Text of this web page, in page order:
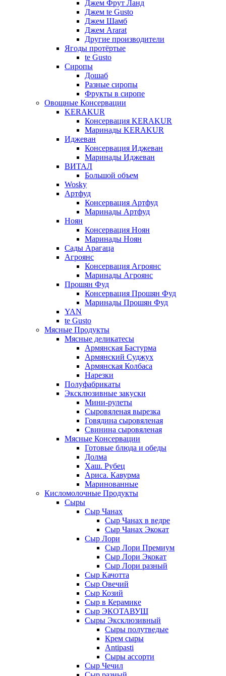
Джем Фрут Ланд
Джем te Gusto
Джем Шамб
Джем Ararat
Другие производители
Ягоды протёртые
te Gusto
Сиропы
Дошаб
Разные сиропы
Фрукты в сиропе
Овощные Консервации
KERAKUR
Консервация KERAKUR
Маринады KERAKUR
Иджеван
Консервация Иджеван
Маринады Иджеван
ВИТАЛ
Большой объем
Wosky
Артфуд
Консервация Артфуд
Маринады Артфуд
Ноян
Консервация Ноян
Маринады Ноян
Сады Арагаца
Агроянс
Консервация Агроянс
Маринады Агроянс
Прошян Фуд
Консервация Прошян Фуд
Маринады Прошян Фуд
YAN
te Gusto
Мясные Продукты
Мясные деликатесы
Армянская Бастурма
Армянский Суджух
Армянская Колбаса
Нарезки
Полуфабрикаты
Эксклюзивные закуски
Мини-рулеты
Сыровяленая вырезка
Говядина сыровяленая
Свинина сыровяленая
Мясные Консервации
Готовые блюда и обеды
Долма
Хаш. Рубец
Ариса. Кавурма
Маринованные
Кисломолочные Продукты
Сыры
Сыр Чанах
Сыр Чанах в ведре
Сыр Чанах Экокат
Сыр Лори
Сыр Лори Премиум
Сыр Лори Экокат
Сыр Лори разный
Сыр Качотта
Сыр Овечий
Сыр Козий
Сыр в Керамике
Сыр ЭКОТАВУШ
Сыры Эксклюзивный
Сыры полутведые
Крем сыры
Antipasti
Сыры ассорти
Сыр Чечил